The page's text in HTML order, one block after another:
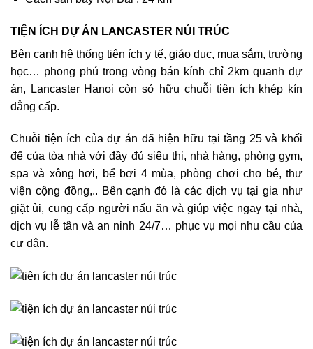
TIỆN ÍCH DỰ ÁN LANCASTER NÚI TRÚC
Bên cạnh hệ thống tiện ích y tế, giáo dục, mua sắm, trường
học… phong phú trong vòng bán kính chỉ 2km quanh dự
án, Lancaster Hanoi còn sở hữu chuỗi tiện ích khép kín
đẳng cấp.
Chuỗi tiện ích của dự án đã hiện hữu tại tầng 25 và khối
đế của tòa nhà với đầy đủ siêu thị, nhà hàng, phòng gym,
spa và xông hơi, bể bơi 4 mùa, phòng chơi cho bé, thư
viện cộng đồng,.. Bên cạnh đó là các dịch vụ tại gia như
giặt ủi, cung cấp người nấu ăn và giúp việc ngay tại nhà,
dịch vụ lễ tân và an ninh 24/7… phục vụ mọi nhu cầu của
cư dân.